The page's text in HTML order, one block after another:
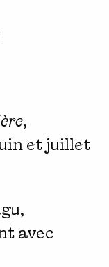
,
et juillet
avec